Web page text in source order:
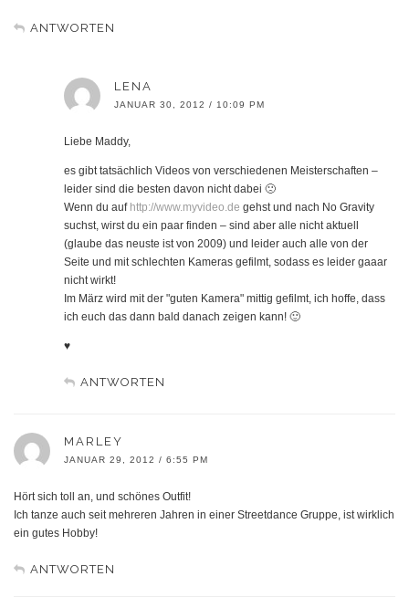
ANTWORTEN
LENA
JANUAR 30, 2012 / 10:09 PM
Liebe Maddy,
es gibt tatsächlich Videos von verschiedenen Meisterschaften –
leider sind die besten davon nicht dabei 🙁
Wenn du auf http://www.myvideo.de gehst und nach No Gravity
suchst, wirst du ein paar finden – sind aber alle nicht aktuell
(glaube das neuste ist von 2009) und leider auch alle von der
Seite und mit schlechten Kameras gefilmt, sodass es leider gaaar
nicht wirkt!
Im März wird mit der "guten Kamera" mittig gefilmt, ich hoffe, dass
ich euch das dann bald danach zeigen kann! 🙂
♥
ANTWORTEN
MARLEY
JANUAR 29, 2012 / 6:55 PM
Hört sich toll an, und schönes Outfit!
Ich tanze auch seit mehreren Jahren in einer Streetdance Gruppe, ist wirklich
ein gutes Hobby!
ANTWORTEN